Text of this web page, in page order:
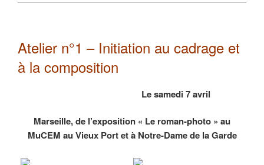
Atelier n°1 – Initiation au cadrage et
à la composition
Le samedi 7 avril
Marseille, de l’exposition « Le roman-photo » au
MuCEM au Vieux Port et à Notre-Dame de la Garde